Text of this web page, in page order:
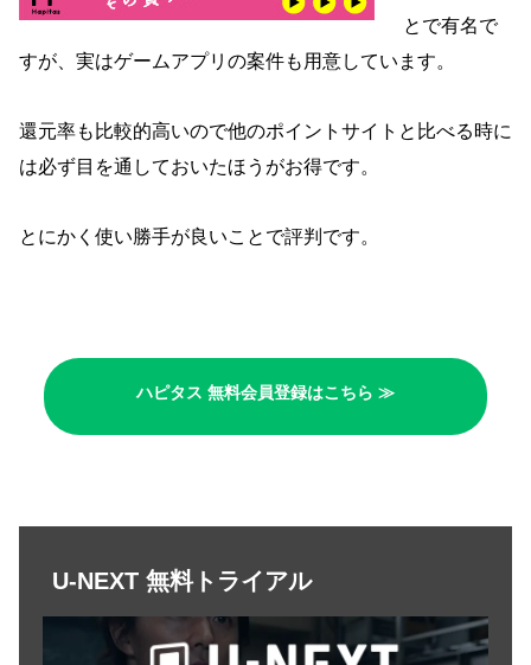
とで有名で
すが、実はゲームアプリの案件も用意しています。
還元率も比較的高いので他のポイントサイトと比べる時に
は必ず目を通しておいたほうがお得です。
とにかく使い勝手が良いことで評判です。
ハピタス 無料会員登録はこちら ≫
U-NEXT 無料トライアル